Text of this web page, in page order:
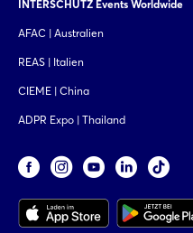
INTERSCHUTZ Events Worldwide
AFAC | Australien
REAS | Italien
CIEME | China
ADPR Expo | Thailand